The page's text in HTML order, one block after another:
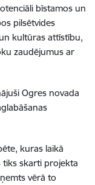
bīstamos un
pilsētvides
kultūras attīstību,
zaudējumus ar
Ogres novada
kuras laikā
skarti projekta
vērā to